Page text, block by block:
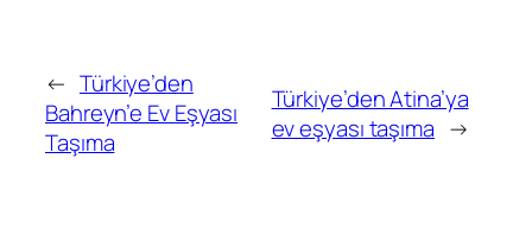
← Türkiye’den
Bahreyn’e Ev Eşyası
Taşıma
Türkiye’den Atina’ya
ev eşyası taşıma →